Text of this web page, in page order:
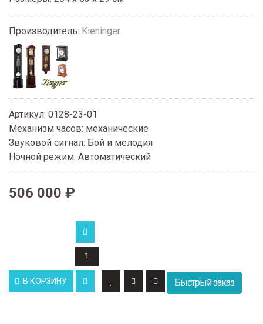
Производитель: Kieninger
Артикул: 0128-23-01
Механизм часов: механические
Звуковой сигнал: Бой и мелодия
Ночной режим: Автоматический
506 000 ₽
В КОРЗИНУ Быстрый заказ